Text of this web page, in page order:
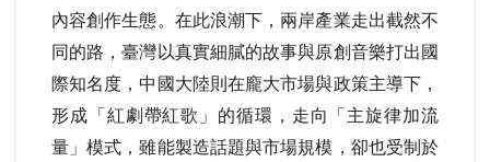
內容創作生態。在此浪潮下，兩岸產業走出截然不
同的路，臺灣以真實細膩的故事與原創音樂打出國
際知名度，中國大陸則在龐大市場與政策主導下，
形成「紅劇帶紅歌」的循環，走向「主旋律加流
量」模式，雖能製造話題與市場規模，卻也受制於